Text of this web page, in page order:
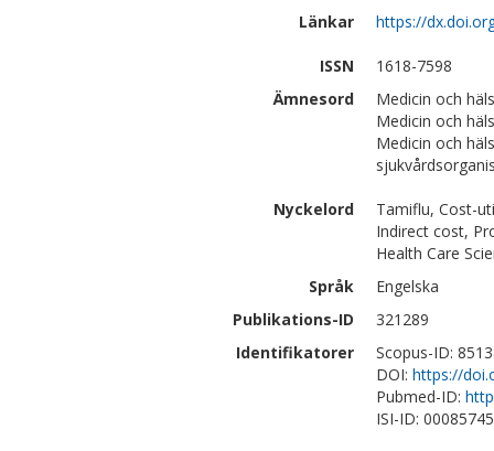
Länkar
https://
ISSN
1618-7598
Ämnesord
Medicin och
Medicin och
Medicin och
Nyckelord
Tamiflu, Cost-
Indirect cost,
Health Care
Språk
Engelska
Publikations-ID
321289
Identifikatorer
Scopus-ID:
DOI: https://
Pubmed-ID:
ISI-ID: